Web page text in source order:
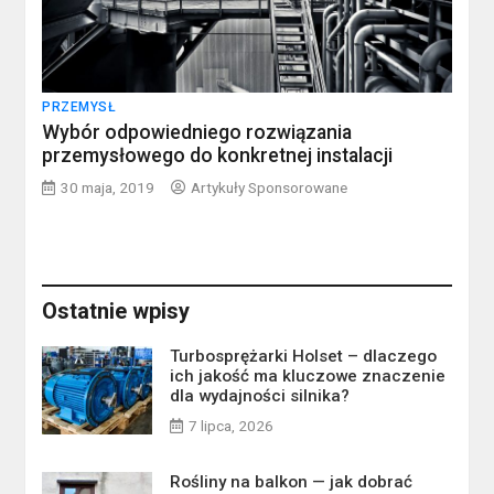
PRZEMYSŁ
Wybór odpowiedniego rozwiązania
przemysłowego do konkretnej instalacji
30 maja, 2019 Artykuły Sponsorowane
Ostatnie wpisy
Turbosprężarki Holset – dlaczego
ich jakość ma kluczowe znaczenie
dla wydajności silnika?
7 lipca, 2026
Rośliny na balkon — jak dobrać